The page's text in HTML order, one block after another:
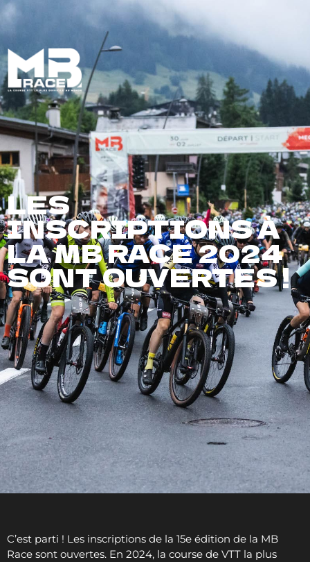
LES
INSCRIPTIONS À
LA MB RACE 2024
SONT OUVERTES !
C’est parti ! Les inscriptions de la 15e édition de la MB
Race sont ouvertes. En 2024, la course de VTT la plus